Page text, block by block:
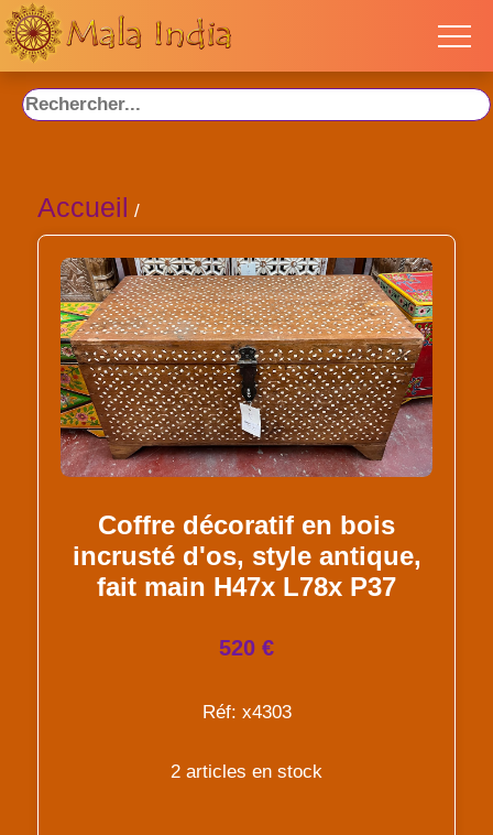
Accueil /
Coffre décoratif en bois
incrusté d'os, style antique,
fait main H47x L78x P37
520 €
Réf: x4303
2 articles en stock